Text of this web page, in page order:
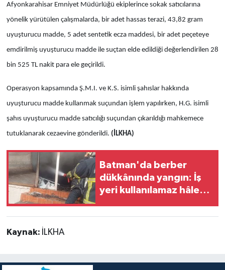
Afyonkarahisar Emniyet Müdürlüğü ekiplerince sokak satıcılarına
yönelik yürütülen çalışmalarda, bir adet hassas terazi, 43,82 gram
uyuşturucu madde, 5 adet sentetik ecza maddesi, bir adet peçeteye
emdirilmiş uyuşturucu madde ile suçtan elde edildiği değerlendirilen 28
bin 525 TL nakit para ele geçirildi.
Operasyon kapsamında Ş.M.I. ve K.S. isimli şahıslar hakkında
uyuşturucu madde kullanmak suçundan işlem yapılırken, H.G. isimli
şahıs uyuşturucu madde satıcılığı suçundan çıkarıldığı mahkemece
tutuklanarak cezaevine gönderildi. (İLKHA)
Batman'da berber
dükkânında yangın: İş
yeri kullanılamaz hâle
Kaynak: İLKHA